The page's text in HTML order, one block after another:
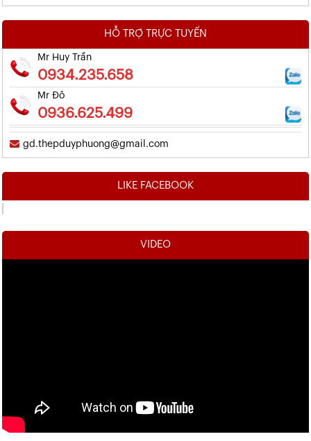
HỖ TRỢ TRỰC TUYẾN
Mr Huy Trần
0934.235.658
Mr Đô
0936.625.499
gd.thepduyphuong@gmail.com
LIKE FACEBOOK
VIDEO